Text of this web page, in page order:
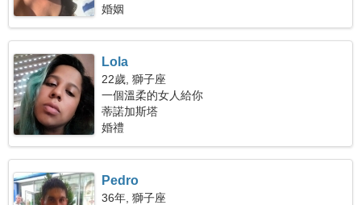
婚姻
Lola
22歲, 獅子座
一個溫柔的女人給你
蒂諾加斯塔
婚禮
Pedro
36年, 獅子座